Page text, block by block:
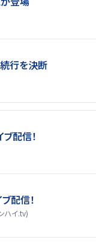
行を決断
配信！
配信！
ハイ.tv)